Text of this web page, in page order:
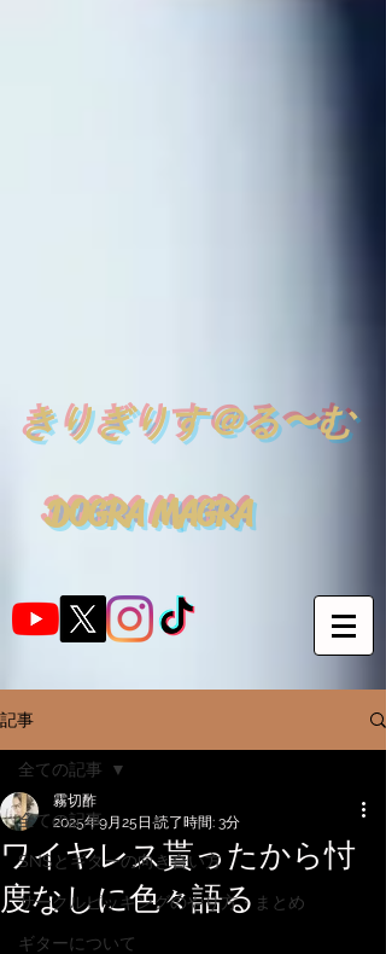
きりぎりす＠る〜む
DOGRA MAGRA
記事
全ての記事
SNSとギターの向き合い方
サークルピッキングのやり方・まとめ
ギターについて
全ての記事
ワイヤレス貰ったから忖
度なしに色々語る
霧切酢
2025年9月25日 読了時間: 3分